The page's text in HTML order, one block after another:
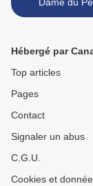
Hébergé par
Top articles
Pages
Contact
Signaler un abus
C.G.U.
Cookies et